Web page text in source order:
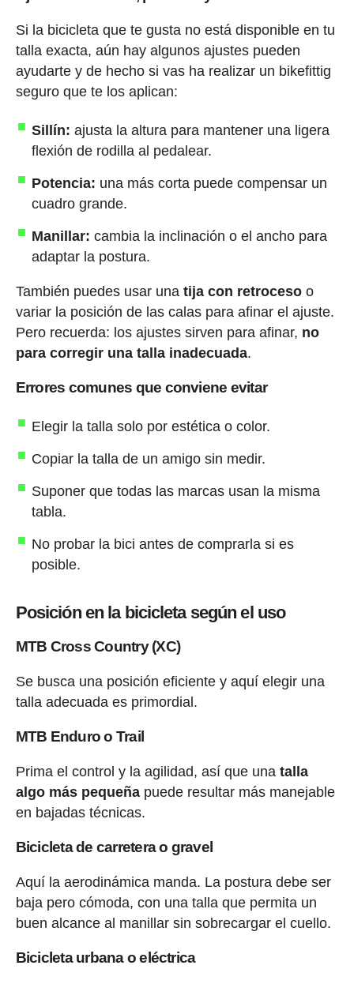
Si la bicicleta que te gusta no está disponible en tu
talla exacta, aún hay algunos ajustes pueden
ayudarte y de hecho si vas ha realizar un bikefittig
seguro que te los aplican:
Sillín: ajusta la altura para mantener una ligera
flexión de rodilla al pedalear.
Potencia: una más corta puede compensar un
cuadro grande.
Manillar: cambia la inclinación o el ancho para
adaptar la postura.
También puedes usar una tija con retrocesoo
variar la posición de las calas para afinar el ajuste.
Pero recuerda: los ajustes sirven para afinar, no
para corregir una talla inadecuada.
Errores comunes que conviene evitar
Elegir la talla solo por estética o color.
Copiar la talla de un amigo sin medir.
Suponer que todas las marcas usan la misma
tabla.
No probar la bici antes de comprarla si es
posible.
Posición en la bicicleta según el uso
MTB Cross Country (XC)
Se busca una posición eficiente y aquí elegir una
talla adecuada es primordial.
MTB Enduro o Trail
Prima el control y la agilidad, así que una talla
algo más pequeñapuede resultar más manejable
en bajadas técnicas.
Bicicleta de carretera o gravel
Aquí la aerodinámica manda. La postura debe ser
baja pero cómoda, con una talla que permita un
buen alcance al manillar sin sobrecargar el cuello.
Bicicleta urbana o eléctrica